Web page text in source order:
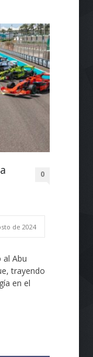
0
de 2024
al Abu
trayendo
en el